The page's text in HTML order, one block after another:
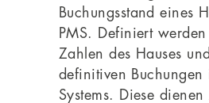
Buchungsstand eines
PMS. Definiert
Zahlen des Hauses
definitiven Buchungen
Systems. Diese